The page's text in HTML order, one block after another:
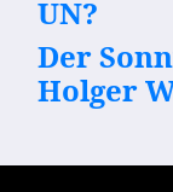
UN?
Der
Holger